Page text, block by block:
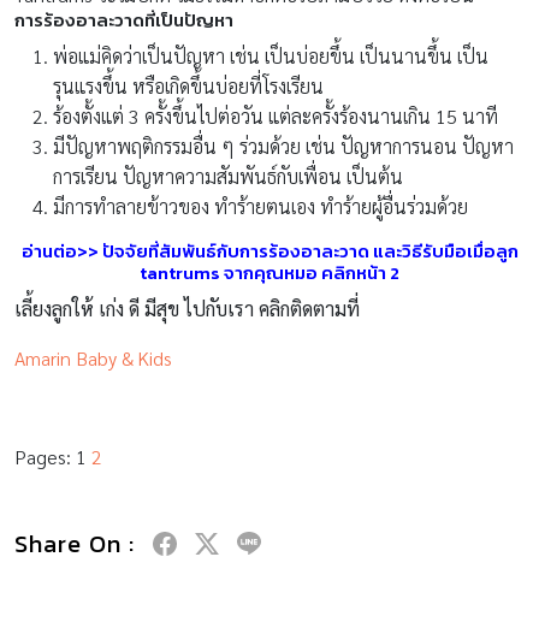
การร้องอาละวาดที่เป็นปัญหา
พ่อแม่คิดว่าเป็นปัญหา เช่น เป็นบ่อยขึ้น เป็นนานขึ้น เป็น
รุนแรงขึ้น หรือเกิดขึ้นบ่อยที่โรงเรียน
ร้องตั้งแต่ 3 ครั้งขึ้นไปต่อวัน แต่ละครั้งร้องนานเกิน 15 นาที
มีปัญหาพฤติกรรมอื่น ๆ ร่วมด้วย เช่น ปัญหาการนอน ปัญหา
การเรียน ปัญหาความสัมพันธ์กับเพื่อน เป็นต้น
มีการทำลายข้าวของ ทำร้ายตนเอง ทำร้ายผู้อื่นร่วมด้วย
อ่านต่อ>> ปัจจัยที่สัมพันธ์กับการร้องอาละวาด และวิธีรับมือเมื่อลูก
tantrums จากคุณหมอ คลิกหน้า 2
เลี้ยงลูกให้ เก่ง ดี มีสุข ไปกับเรา คลิกติดตามที่
Amarin Baby & Kids
Pages: 1 2
Share On :